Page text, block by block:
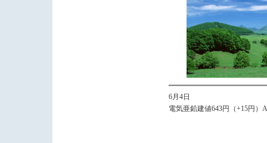
6月4日
電気亜鉛建値643円（+15円